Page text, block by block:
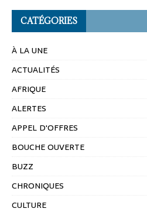
CATÉGORIES
À LA UNE
ACTUALITÉS
AFRIQUE
ALERTES
APPEL D'OFFRES
BOUCHE OUVERTE
BUZZ
CHRONIQUES
CULTURE